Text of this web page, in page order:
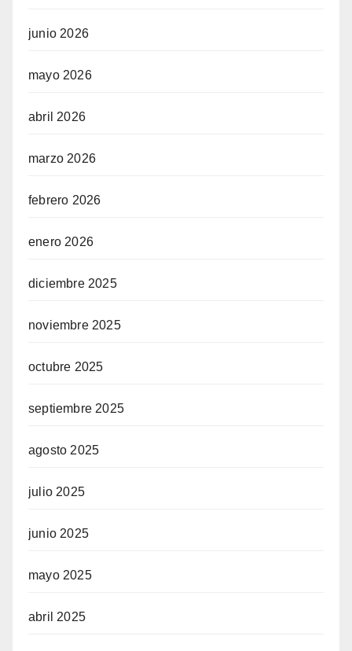
junio 2026
mayo 2026
abril 2026
marzo 2026
febrero 2026
enero 2026
diciembre 2025
noviembre 2025
octubre 2025
septiembre 2025
agosto 2025
julio 2025
junio 2025
mayo 2025
abril 2025